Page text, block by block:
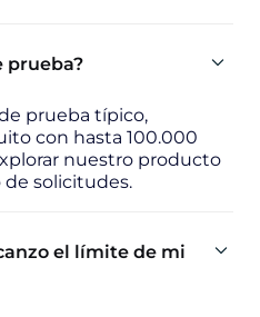
prueba?
prueba típico,
con hasta 100.000
nuestro producto
solicitudes.
el límite de mi